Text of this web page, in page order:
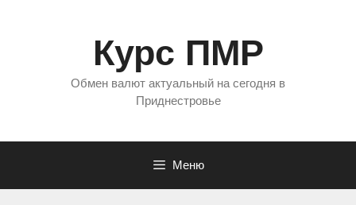
Курс ПМР
Обмен валют актуальный на сегодня в
Приднестровье
Меню